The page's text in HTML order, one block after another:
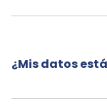
¿Mis datos